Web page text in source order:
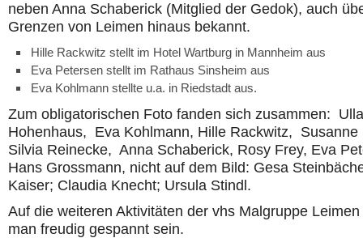
neben Anna Schaberick (Mitglied der Gedok), auch
Grenzen von Leimen hinaus bekannt.
Hille Rackwitz stellt im Hotel Wartburg in Mannheim aus
Eva Petersen stellt im Rathaus Sinsheim aus
Eva Kohlmann stellte u.a. in Riedstadt aus.
Zum obligatorischen Foto fanden sich zusammen: Ulla
Hohenhaus, Eva Kohlmann, Hille Rackwitz, Susanne
Silvia Reinecke, Anna Schaberick, Rosy Frey, Eva
Hans Grossmann, nicht auf dem Bild: Gesa
Kaiser; Claudia Knecht; Ursula Stindl.
Auf die weiteren Aktivitäten der vhs Malgruppe Leimen
man freudig gespannt sein.